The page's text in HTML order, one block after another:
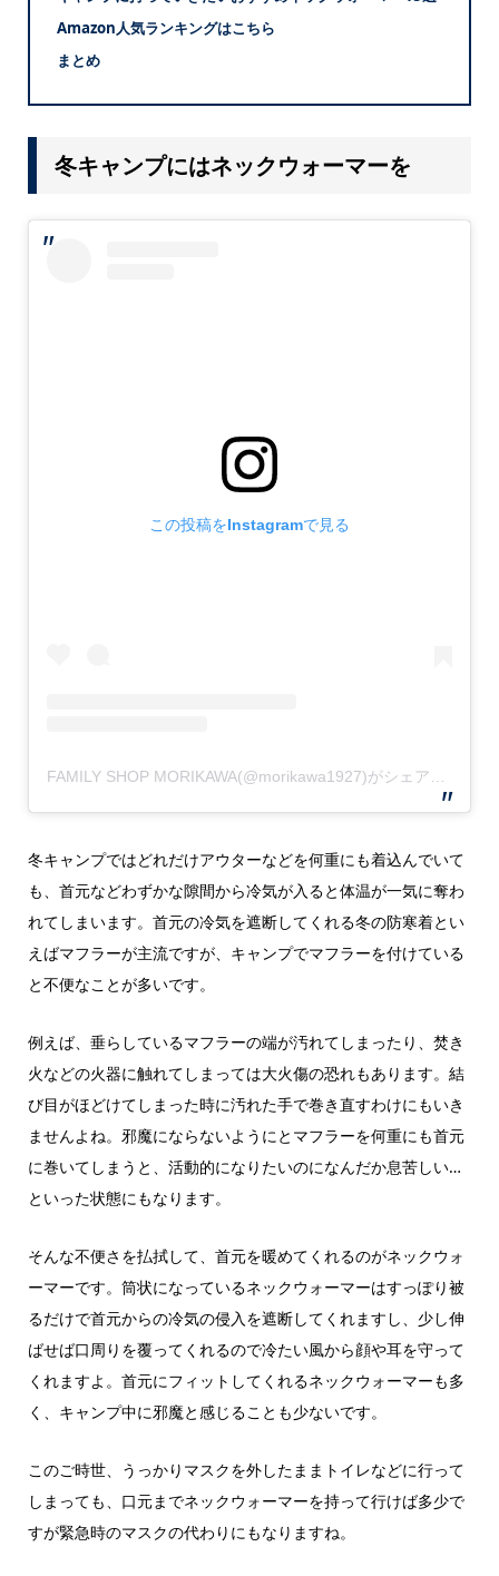
Amazon人気ランキングはこちら
まとめ
冬キャンプにはネックウォーマーを
この投稿をInstagramで見る
冬キャンプではどれだけアウターなどを何重にも着込んでいて
も、首元などわずかな隙間から冷気が入ると体温が一気に奪わ
れてしまいます。首元の冷気を遮断してくれる冬の防寒着とい
えばマフラーが主流ですが、キャンプでマフラーを付けている
と不便なことが多いです。
例えば、垂らしているマフラーの端が汚れてしまったり、焚き
火などの火器に触れてしまっては大火傷の恐れもあります。結
び目がほどけてしまった時に汚れた手で巻き直すわけにもいき
ませんよね。邪魔にならないようにとマフラーを何重にも首元
に巻いてしまうと、活動的になりたいのになんだか息苦しい…
といった状態にもなります。
そんな不便さを払拭して、首元を暖めてくれるのがネックウォ
ーマーです。筒状になっているネックウォーマーはすっぽり被
るだけで首元からの冷気の侵入を遮断してくれますし、少し伸
ばせば口周りを覆ってくれるので冷たい風から顔や耳を守って
くれますよ。首元にフィットしてくれるネックウォーマーも多
く、キャンプ中に邪魔と感じることも少ないです。
このご時世、うっかりマスクを外したままトイレなどに行って
しまっても、口元までネックウォーマーを持って行けば多少で
すが緊急時のマスクの代わりにもなりますね。